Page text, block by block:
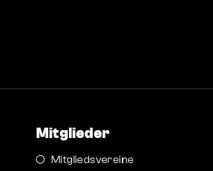
Mitglieder
Mitgliedsvereine